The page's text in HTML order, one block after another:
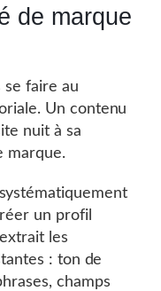
de marque
se faire au
Un contenu
nuit à sa
marque.
un profil
les
: ton de
champs